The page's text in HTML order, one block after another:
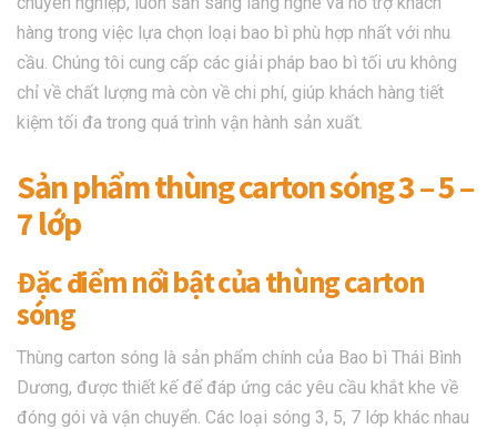
hàng trong việc lựa chọn loại bao bì phù hợp nhất với nhu
cầu. Chúng tôi cung cấp các giải pháp bao bì tối ưu không
chỉ về chất lượng mà còn về chi phí, giúp khách hàng tiết
kiệm tối đa trong quá trình vận hành sản xuất.
Sản phẩm thùng carton sóng 3 – 5 –
7 lớp
Đặc điểm nổi bật của thùng carton
sóng
Thùng carton sóng là sản phẩm chính của Bao bì Thái Bình
Dương, được thiết kế để đáp ứng các yêu cầu khắt khe về
đóng gói và vận chuyển. Các loại sóng 3, 5, 7 lớp khác nhau